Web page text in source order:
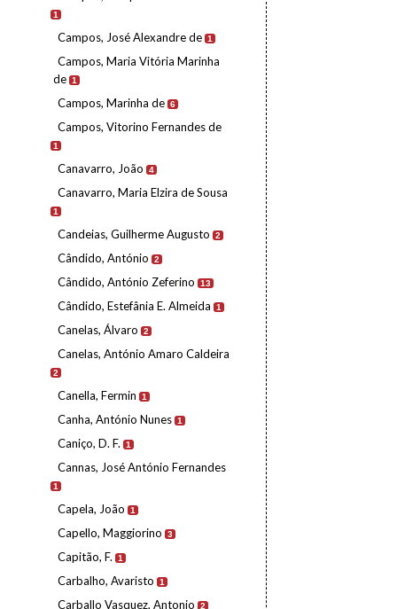
1
Campos, José Alexandre de 1
Campos, Maria Vitória Marinha
de 1
Campos, Marinha de 6
Campos, Vitorino Fernandes de
1
Canavarro, João 4
Canavarro, Maria Elzira de Sousa
1
Candeias, Guilherme Augusto 2
Cândido, António 2
Cândido, António Zeferino 13
Cândido, Estefânia E. Almeida 1
Canelas, Álvaro 2
Canelas, António Amaro Caldeira
2
Canella, Fermin 1
Canha, António Nunes 1
Caniço, D. F. 1
Cannas, José António Fernandes
1
Capela, João 1
Capello, Maggiorino 3
Capitão, F. 1
Carbalho, Avaristo 1
Carballo Vasquez, Antonio 2